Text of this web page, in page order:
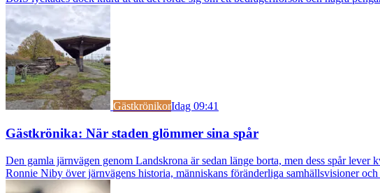
GästkrönikorIdag 09:41
Gästkrönika: När staden glömmer sina spår
Den gamla järnvägen genom Landskrona är sedan länge borta, men dess spår
Ronnie Niby över järnvägens historia, människans föränderliga samhällsvisioner